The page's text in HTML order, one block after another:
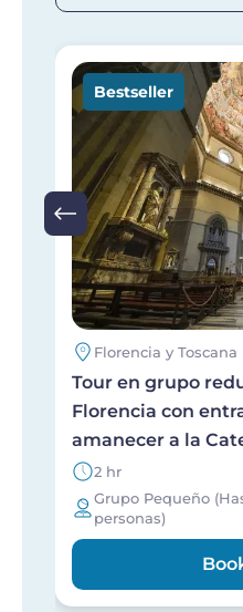
Imagen
Bestseller
Florencia y Toscana
Tour en grupo
Florencia con
amanecer a la
2 hr
Grupo Pequeño
personas)